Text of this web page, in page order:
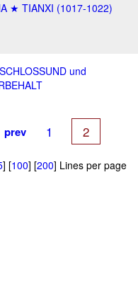
★ TIANXI (1017-1022)
und
prev 1 2
] [100] [200] Lines per page